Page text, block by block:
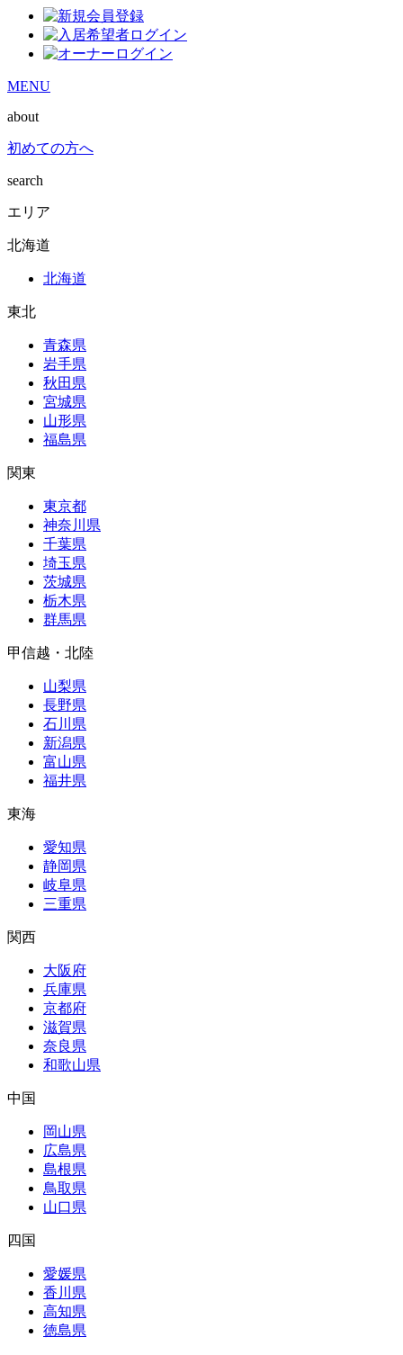
MENU
about
初めての方へ
search
エリア
北海道
北海道
東北
青森県
岩手県
秋田県
宮城県
山形県
福島県
関東
東京都
神奈川県
千葉県
埼玉県
茨城県
栃木県
群馬県
甲信越・北陸
山梨県
長野県
石川県
新潟県
富山県
福井県
東海
愛知県
静岡県
岐阜県
三重県
関西
大阪府
兵庫県
京都府
滋賀県
奈良県
和歌山県
中国
岡山県
広島県
島根県
鳥取県
山口県
四国
愛媛県
香川県
高知県
徳島県